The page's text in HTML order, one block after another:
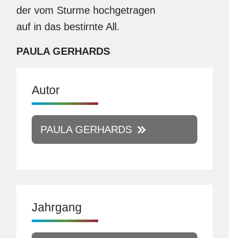
der vom Sturme hochgetragen
auf in das bestirnte All.
PAULA GERHARDS
Autor
PAULA GERHARDS
Jahrgang